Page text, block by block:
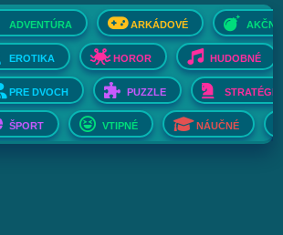
ADVENTÚRA ARKÁDOVÉ AKČNÉ
EROTIKA HOROR HUDOBNÉ
PRE DVOCH PUZZLE STRATÉGIE
ŠPORT VTIPNÉ NÁUČNÉ